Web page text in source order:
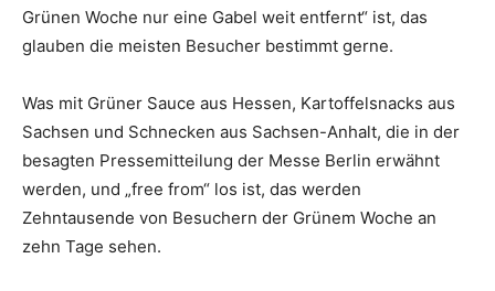
Grünen Woche nur eine Gabel weit entfernt“ ist, das
glauben die meisten Besucher bestimmt gerne.
Was mit Grüner Sauce aus Hessen, Kartoffelsnacks aus
Sachsen und Schnecken aus Sachsen-Anhalt, die in der
besagten Pressemitteilung der Messe Berlin erwähnt
werden, und „free from“ los ist, das werden
Zehntausende von Besuchern der Grünem Woche an
zehn Tage sehen.